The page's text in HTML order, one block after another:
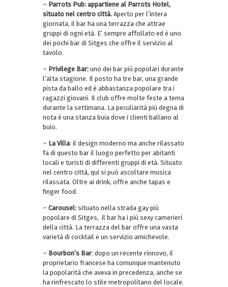
– Parrots Pub: appartiene al Parrots Hotel,
situato nel centro città. Aperto per l’intera
giornata, il bar ha una terrazza che attrae
gruppi di ogni età. E’ sempre affollato ed è uno
dei pochi bar di Sitges che offre il servizio al
tavolo.
– Privilege Bar: uno dei bar più popolari durante
l’alta stagione. Il posto ha tre bar, una grande
pista da ballo ed è abbastanza popolare tra i
ragazzi giovani. Il club offre molte feste a tema
durante la settimana. La peculiarità più degna di
nota è una stanza buia dove i clienti ballano al
buio.
– La Villa: il design moderno ma anche rilassato
fa di questo bar il luogo perfetto per abitanti
locali e turisti di differenti gruppi di età. Situato
nel centro città, qui si può ascoltare musica
rilassata. Oltre ai drink, offre anche tapas e
finger food.
– Carousel: situato nella strada gay più
popolare di Sitges, il bar ha i più sexy camerieri
della città. La terrazza del bar offre una vasta
varietà di cocktail e un servizio amichevole.
– Bourbon’s Bar: dopo un recente rinnovo, il
proprietario francese ha comunque mantenuto
la popolarità che aveva in precedenza, anche se
ha rinfrescato lo stile metropolitano del locale.